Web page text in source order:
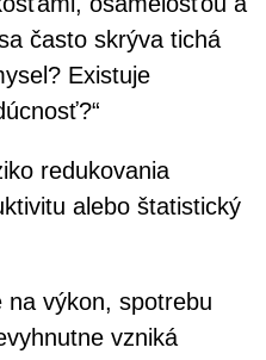
často skrýva tichá
Existuje
redukovania
alebo štatistický
na výkon, spotrebu
vzniká